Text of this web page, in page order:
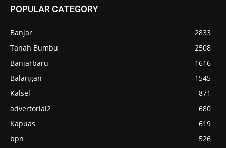
POPULAR CATEGORY
Banjar
2833
Tanah Bumbu
2508
Banjarbaru
1616
Balangan
1545
Kalsel
871
advertorial2
680
Kapuas
619
bpn
526